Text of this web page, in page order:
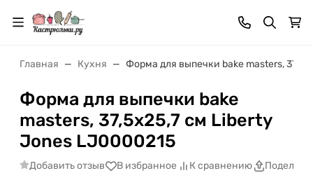
Главная Кухня Форма для выпечки bake masters,
Форма для выпечки bake
masters, 37,5х25,7 см Liberty
Jones LJ0000215
Добавить отзыв В избранное К сравнению